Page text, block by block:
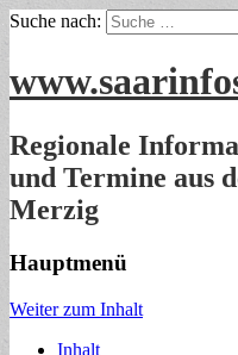
Suche nach:
Regionale
und Termine aus
Merzig
Hauptmenü
Weiter zum Inhalt
Inhalt